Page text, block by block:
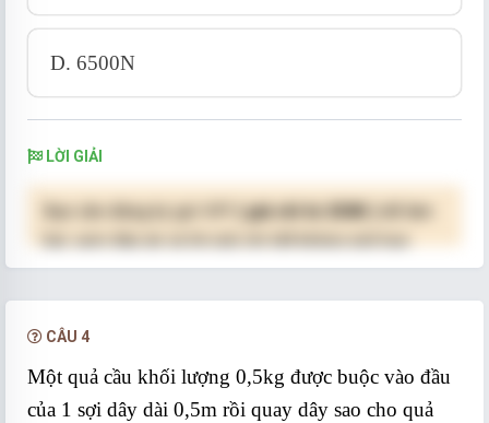
D. 6500N
LỜI GIẢI
( giá chỉ từ 250K )
bài, xem đáp án và lời giải chi tiết không giới hạn.
CÂU 4
Một quả cầu khối lượng 0,5kg được buộc vào đầu
của 1 sợi dây dài 0,5m rồi quay dây sao cho quả